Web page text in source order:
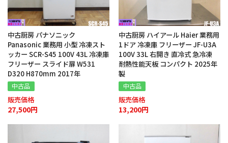
中古厨房 パナソニック
Panasonic 業務用 小型 冷凍スト
ッカー SCR-S45 100V 43L 冷凍庫
フリーザー スライド扉 W531
D320 H870mm 2017年
中古品
販売価格
27,500円
中古厨房 ハイアール Haier 業務用
1ドア 冷凍庫 フリーザー JF-U3A
100V 33L 右開き 直冷式 急冷凍
耐熱性能天板 コンパクト 2025年
製
中古品
販売価格
13,200円